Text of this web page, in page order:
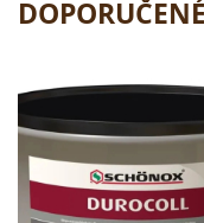
DOPORUČENÉ